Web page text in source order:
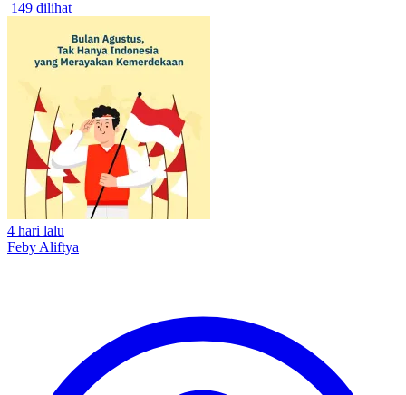
149 dilihat
4 hari lalu
Feby Aliftya